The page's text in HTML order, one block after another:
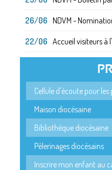
26/06 NDVM -
22/06 Accueil visiteurs à
Cellule d'écoute pour
Maison diocésaine
Bibliothèque diocésaine
Pèlerinages diocésains
Inscrire mon enfant au